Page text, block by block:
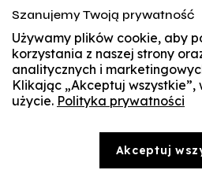
RODO
Identyfikacja wizualna
Biznes
Wynajem sal
Targi pracy
Treści zawarte na stronie www.wszib.edu.pl oraz jej
Szanujemy Twoją prywatność
Używamy plików cookie, aby
korzystania z naszej strony
analitycznych i
Klikając „Akceptuj
użycie. Polityka prywatności
Akceptuj